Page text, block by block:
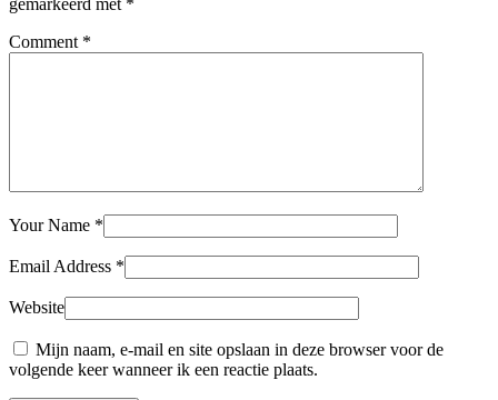
gemarkeerd met *
Comment *
Your Name *
Email Address *
Website
Mijn naam, e-mail en site opslaan in deze browser voor de
volgende keer wanneer ik een reactie plaats.